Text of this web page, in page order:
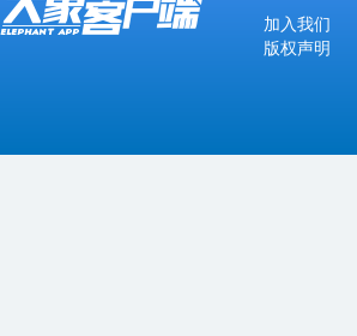
加入我们
版权声明